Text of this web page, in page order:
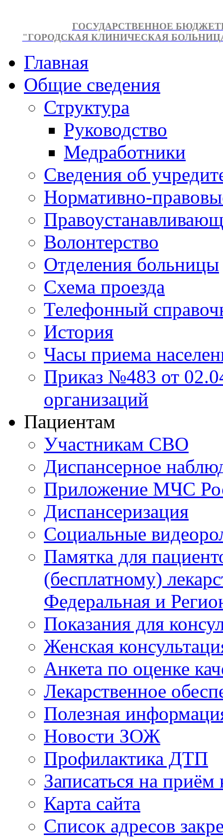
ГОСУДАРСТВЕННОЕ
"ГОРОДСКАЯ КЛИНИЧЕСКАЯ
Главная
Общие сведения
Структура
Руководство
Медработники
Сведения об
Нормативно-
Волонтерство
Отделения больницы
Схема проезда
Телефонный
История
Часы приема
Приказ №483 от
организаций
Пациентам
Участникам СВО
Диспансерное
Приложение МЧС
Диспансеризация
Социальные
Памятка для
(бесплатному)
Федеральная и
Показания для
Женская
Анкета по оценке
Лекарственное
Полезная
Новости ЗОЖ
Профилактика ДТП
Записаться на приём
Карта сайта
Список адресов